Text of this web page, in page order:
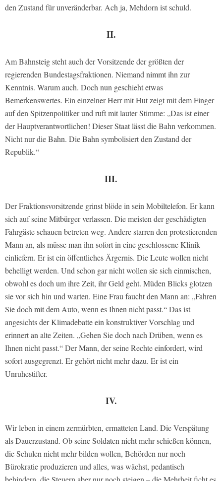
den Zustand für unveränderbar. Ach ja, Mehdorn ist schuld.
II.
Am Bahnsteig steht auch der Vorsitzende der größten der
regierenden Bundestagsfraktionen. Niemand nimmt ihn zur
Kenntnis. Warum auch. Doch nun geschieht etwas
Bemerkenswertes. Ein einzelner Herr mit Hut zeigt mit dem Finger
auf den Spitzenpolitiker und ruft mit lauter Stimme: „Das ist einer
der Hauptverantwortlichen! Dieser Staat lässt die Bahn verkommen.
Nicht nur die Bahn. Die Bahn symbolisiert den Zustand der
Republik.“
III.
Der Fraktionsvorsitzende grinst blöde in sein Mobiltelefon. Er kann
sich auf seine Mitbürger verlassen. Die meisten der geschädigten
Fahrgäste schauen betreten weg. Andere starren den protestierenden
Mann an, als müsse man ihn sofort in eine geschlossene Klinik
einliefern. Er ist ein öffentliches Ärgernis. Die Leute wollen nicht
behelligt werden. Und schon gar nicht wollen sie sich einmischen,
obwohl es doch um ihre Zeit, ihr Geld geht. Müden Blicks glotzen
sie vor sich hin und warten. Eine Frau faucht den Mann an: „Fahren
Sie doch mit dem Auto, wenn es Ihnen nicht passt.“ Das ist
angesichts der Klimadebatte ein konstruktiver Vorschlag und
erinnert an alte Zeiten. „Gehen Sie doch nach Drüben, wenn es
Ihnen nicht passt.“ Der Mann, der seine Rechte einfordert, wird
sofort ausgegrenzt. Er gehört nicht mehr dazu. Er ist ein
Unruhestifter.
IV.
Wir leben in einem zermürbten, ermatteten Land. Die Verspätung
als Dauerzustand. Ob seine Soldaten nicht mehr schießen können,
die Schulen nicht mehr bilden wollen, Behörden nur noch
Bürokratie produzieren und alles, was wächst, pedantisch